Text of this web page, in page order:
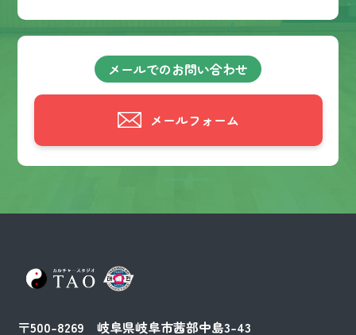
メールでのお問い合わせ
メールフォーム
〒500-8269 岐阜県岐阜市茜部中島3-43